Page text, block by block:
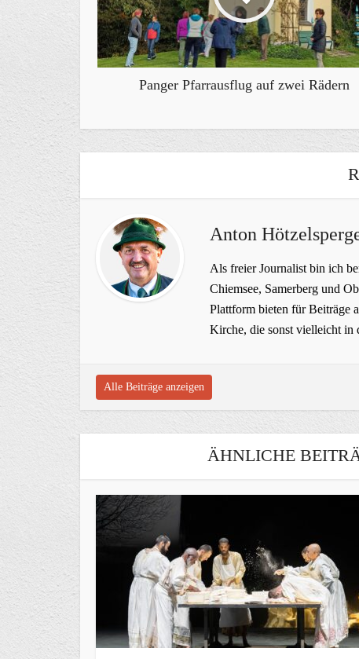
Panger Pfarrausflug auf zwei Rädern
Anton
Als freier Journalist bin ich
Chiemsee, Samerberg und
Plattform bieten für Beiträge
Kirche, die sonst vielleicht in
Alle Beiträge anzeigen
ÄHNLICHE